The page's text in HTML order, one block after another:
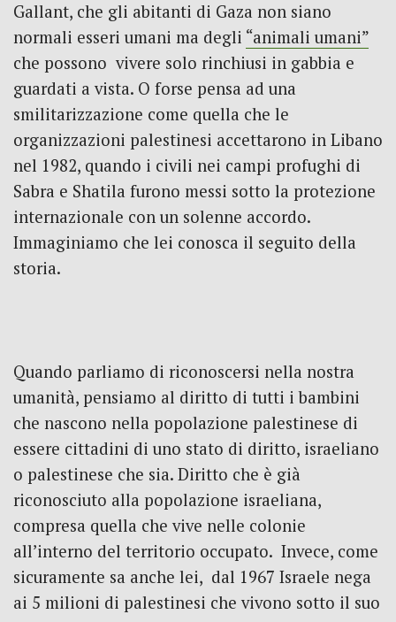
Gallant, che gli abitanti di Gaza non siano
normali esseri umani ma degli “animali umani”
che possono vivere solo rinchiusi in gabbia e
guardati a vista. O forse pensa ad una
smilitarizzazione come quella che le
organizzazioni palestinesi accettarono in Libano
nel 1982, quando i civili nei campi profughi di
Sabra e Shatila furono messi sotto la protezione
internazionale con un solenne accordo.
Immaginiamo che lei conosca il seguito della
storia.
Quando parliamo di riconoscersi nella nostra
umanità, pensiamo al diritto di tutti i bambini
che nascono nella popolazione palestinese di
essere cittadini di uno stato di diritto, israeliano
o palestinese che sia. Diritto che è già
riconosciuto alla popolazione israeliana,
compresa quella che vive nelle colonie
all’interno del territorio occupato. Invece, come
sicuramente sa anche lei, dal 1967 Israele nega
ai 5 milioni di palestinesi che vivono sotto il suo